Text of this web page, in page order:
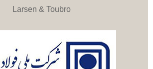
Larsen & Toubro